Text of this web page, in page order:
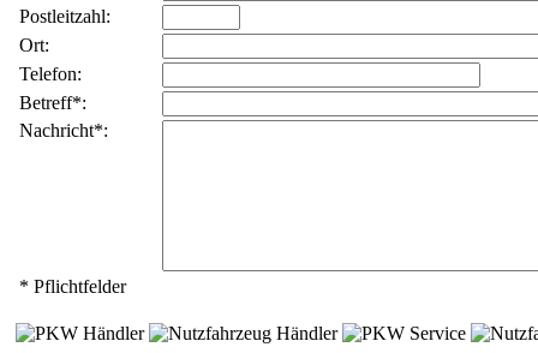
Postleitzahl:
Ort:
Telefon:
Betreff*:
Nachricht*:
* Pflichtfelder